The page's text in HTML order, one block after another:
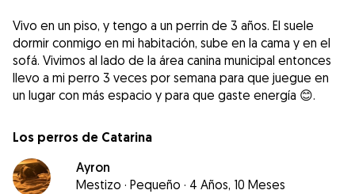
Vivo en un piso, y tengo a un perrin de 3 años. El suele
dormir conmigo en mi habitación, sube en la cama y en el
sofá. Vivimos al lado de la área canina municipal entonces
llevo a mi perro 3 veces por semana para que juegue en
un lugar con más espacio y para que gaste energía 😊.
Los perros de Catarina
Ayron
Mestizo · Pequeño · 4 Años, 10 Meses